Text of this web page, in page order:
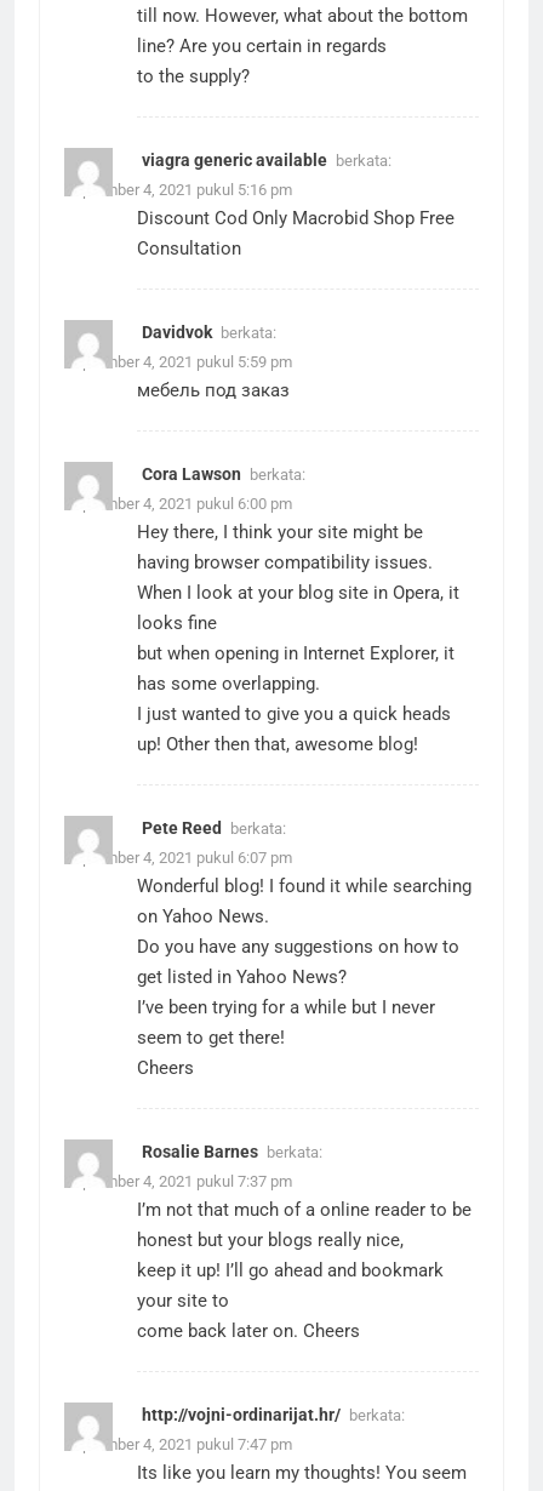
till now. However, what about the bottom
line? Are you certain in regards
to the supply?
viagra generic available berkata:
September 4, 2021 pukul 5:16 pm
Discount Cod Only Macrobid Shop Free
Consultation
Davidvok berkata:
September 4, 2021 pukul 5:59 pm
мебель под заказ
Cora Lawson
berkata:
September 4, 2021 pukul 6:00 pm
Hey there, I think your site might be
having browser compatibility issues.
When I look at your blog site in Opera, it
looks fine
but when opening in Internet Explorer, it
has some overlapping.
I just wanted to give you a quick heads
up! Other then that, awesome blog!
Pete Reed
berkata:
September 4, 2021 pukul 6:07 pm
Wonderful blog! I found it while searching
on Yahoo News.
Do you have any suggestions on how to
get listed in Yahoo News?
I’ve been trying for a while but I never
seem to get there!
Cheers
Rosalie Barnes berkata:
September 4, 2021 pukul 7:37 pm
I’m not that much of a online reader to be
honest but your blogs really nice,
keep it up! I’ll go ahead and bookmark
your site to
come back later on. Cheers
http://vojni-ordinarijat.hr/ berkata:
September 4, 2021 pukul 7:47 pm
Its like you learn my thoughts! You seem